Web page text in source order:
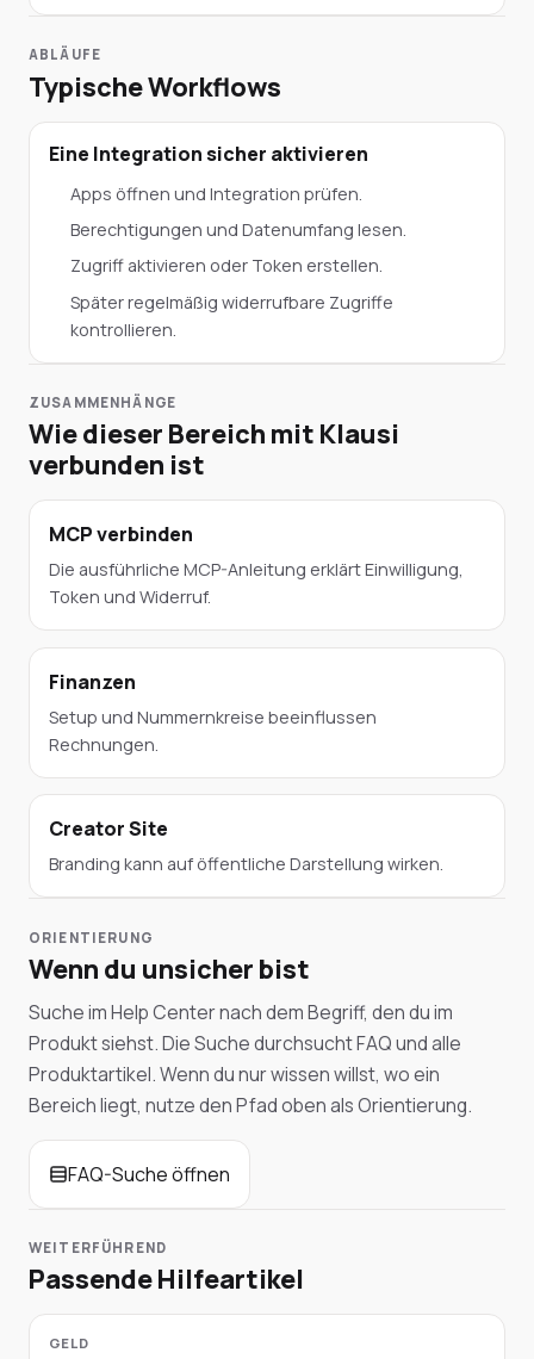
ABLÄUFE
Typische Workflows
Eine Integration sicher aktivieren
Apps öffnen und Integration prüfen.
Berechtigungen und Datenumfang lesen.
Zugriff aktivieren oder Token erstellen.
Später regelmäßig widerrufbare Zugriffe
kontrollieren.
ZUSAMMENHÄNGE
Wie dieser Bereich mit Klausi
verbunden ist
MCP verbinden
Die ausführliche MCP-Anleitung erklärt Einwilligung,
Token und Widerruf.
Finanzen
Setup und Nummernkreise beeinflussen
Rechnungen.
Creator Site
Branding kann auf öffentliche Darstellung wirken.
ORIENTIERUNG
Wenn du unsicher bist
Suche im Help Center nach dem Begriff, den du im
Produkt siehst. Die Suche durchsucht FAQ und alle
Produktartikel. Wenn du nur wissen willst, wo ein
Bereich liegt, nutze den Pfad oben als Orientierung.
FAQ-Suche öffnen
WEITERFÜHREND
Passende Hilfeartikel
GELD